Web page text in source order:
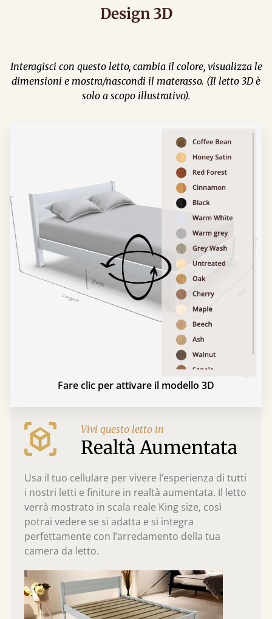
Design 3D
Interagisci con questo letto, cambia il colore, visualizza le
dimensioni e mostra/nascondi il materasso. (Il letto 3D è
solo a scopo illustrativo).
Fare clic per attivare il modello 3D
Vivi questo letto in
Realtà Aumentata
Usa il tuo cellulare per vivere l’esperienza di tutti
i nostri letti e finiture in realtà aumentata. Il letto
verrà mostrato in scala reale King size, così
potrai vedere se si adatta e si integra
perfettamente con l’arredamento della tua
camera da letto.